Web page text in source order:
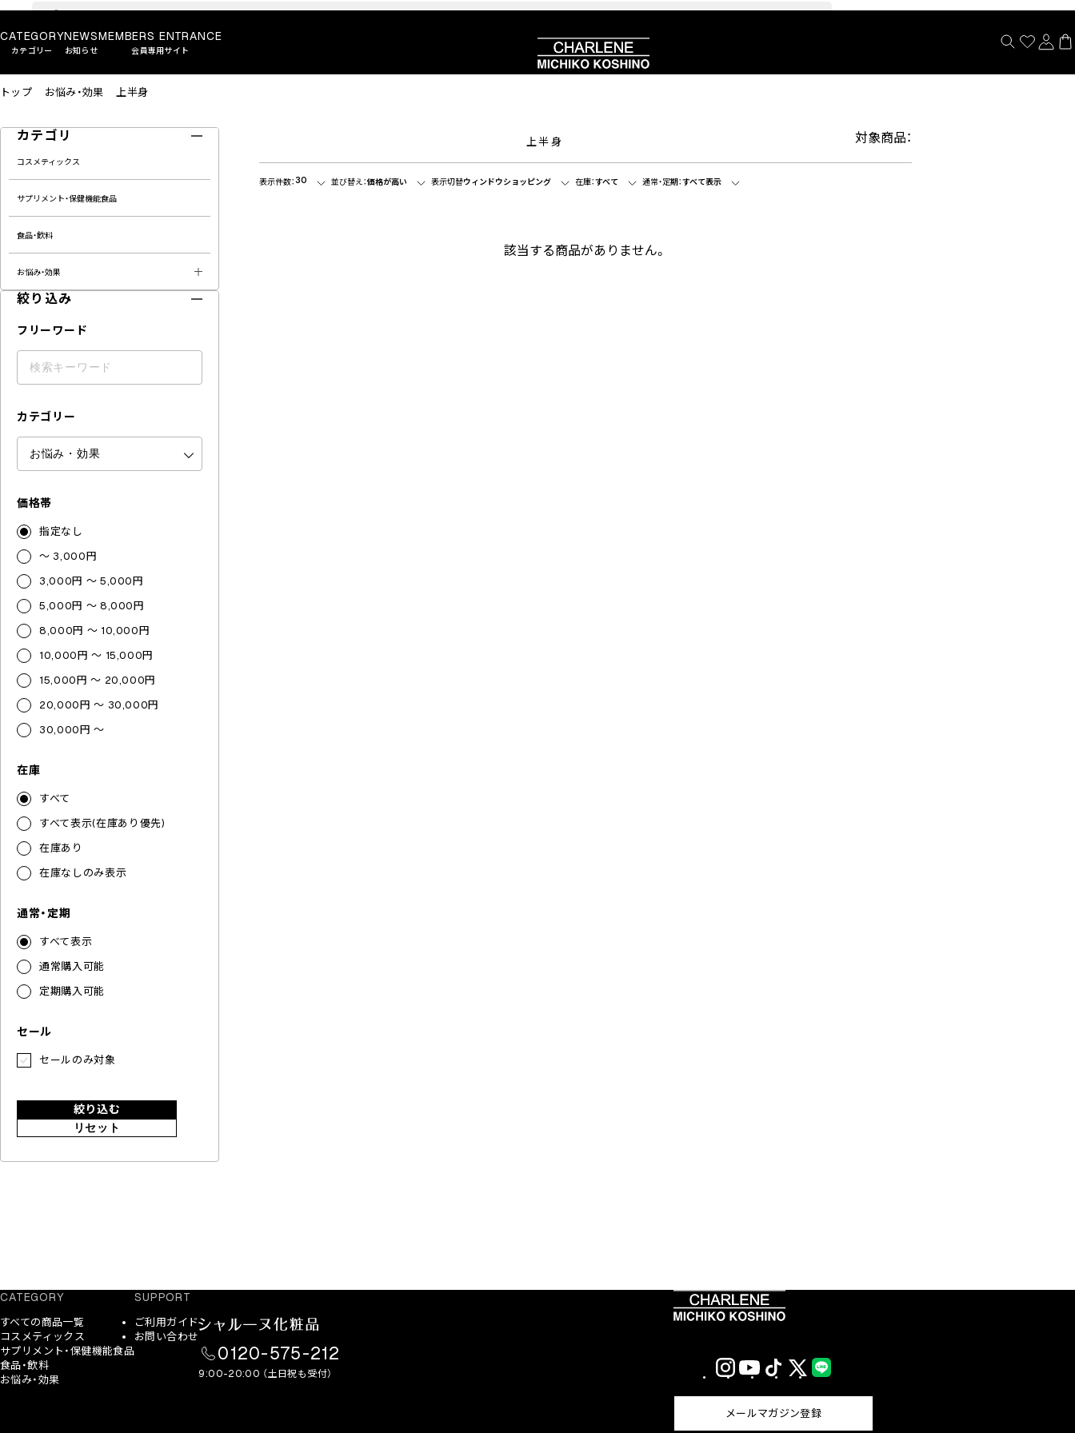
CATEGORY
カテゴリー
NEWS
お知らせ
MEMBERS ENTRANCE
会員専用サイト
トップ お悩み・効果 上半身
カテゴリ
コスメティックス
サプリメント・保健機能食品
食品・飲料
お悩み・効果
絞り込み
フリーワード
カテゴリー
価格帯
指定なし
～ 3,000円
3,000円 ～ 5,000円
5,000円 ～ 8,000円
8,000円 ～ 10,000円
10,000円 ～ 15,000円
15,000円 ～ 20,000円
20,000円 ～ 30,000円
30,000円 ～
在庫
すべて
すべて表示(在庫あり優先)
在庫あり
在庫なしのみ表示
通常・定期
すべて表示
通常購入可能
定期購入可能
セール
セールのみ対象
絞り込む
リセット
上半身 対象商品：
表示件数：30 並び替え：価格が高い 表示切替ウィンドウショッピング 在庫：すべて 通常・定期：すべて表示
該当する商品がありません。
CATEGORY
すべての商品一覧
コスメティックス
サプリメント・保健機能食品
食品・飲料
お悩み・効果
SUPPORT
ご利用ガイド
お問い合わせ
0120-575-212
9:00-20:00 （土日祝も受付）
InstagramYouTubeTikTok X
(Twitter)
メールマガジン登録